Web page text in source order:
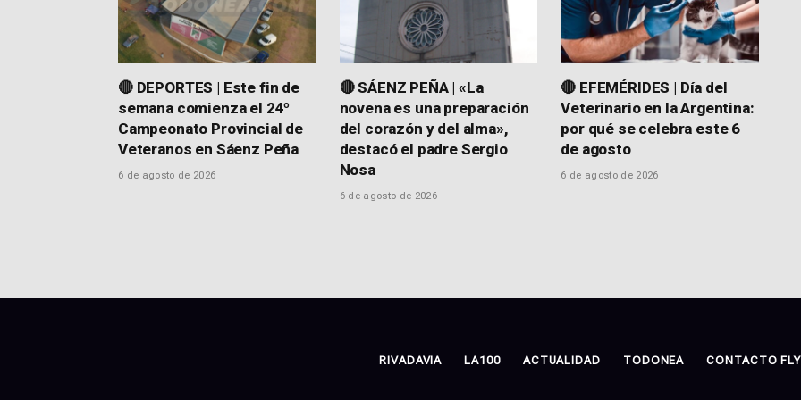
🔴 DEPORTES | Este fin de
semana comienza el 24º
Campeonato Provincial de
Veteranos en Sáenz Peña
6 de agosto de 2026
🔴 SÁENZ PEÑA | «La
novena es una preparación
del corazón y del alma»,
destacó el padre Sergio
Nosa
6 de agosto de 2026
🔴 EFEMÉRIDES | Día del
Veterinario en la Argentina:
por qué se celebra este 6
de agosto
6 de agosto de 2026
RIVADAVIA LA100 ACTUALIDAD TODONEA CONTACTO